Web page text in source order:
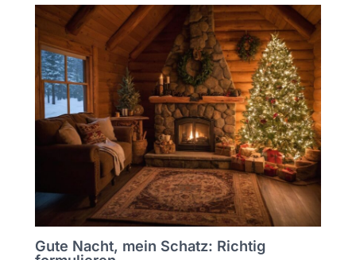
Gute Nacht, mein Schatz: Richtig